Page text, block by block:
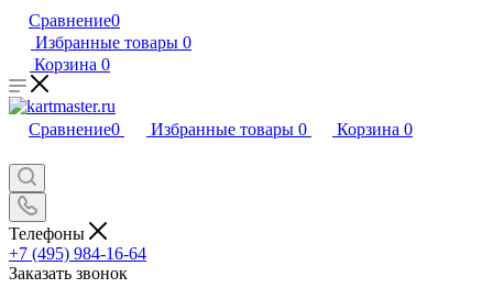
Сравнение0
Избранные товары 0
Корзина 0
Сравнение0 Избранные товары 0 Корзина 0
Телефоны
+7 (495) 984-16-64
Заказать звонок